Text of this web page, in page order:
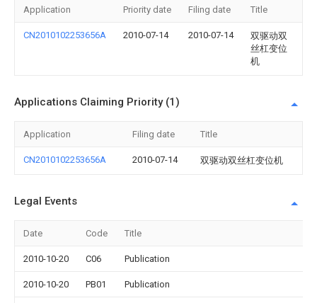
Application Priority date Filing date Title
CN2010102253656A 2010-07-14 2010-07-14
双驱动双
丝杠变位
机
Applications Claiming Priority (1)
Application Filing date Title
CN2010102253656A 2010-07-14 双驱动双丝杠变位机
Legal Events
Date Code Title
2010-10-20 C06 Publication
2010-10-20 PB01 Publication